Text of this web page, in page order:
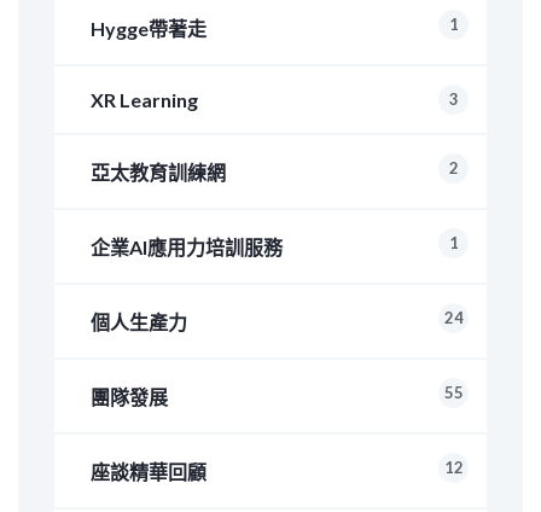
Hygge帶著走 1
XR Learning 3
亞太教育訓練網 2
企業AI應用力培訓服務 1
個人生產力 24
團隊發展 55
座談精華回顧 12